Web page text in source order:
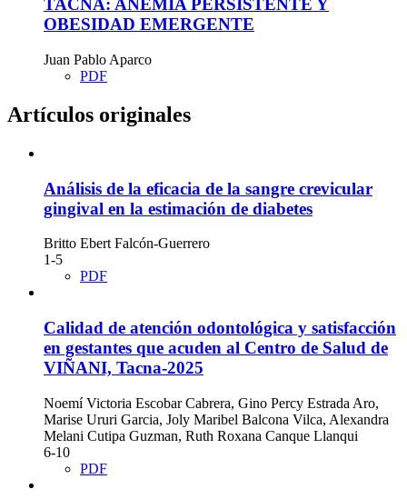
TACNA: ANEMIA PERSISTENTE Y
OBESIDAD EMERGENTE
Juan Pablo Aparco
PDF
Artículos originales
Análisis de la eficacia de la sangre crevicular
gingival en la estimación de diabetes
Britto Ebert Falcón-Guerrero
1-5
PDF
Calidad de atención odontológica y satisfacción
en gestantes que acuden al Centro de Salud de
VIÑANI, Tacna-2025
Noemí Victoria Escobar Cabrera, Gino Percy Estrada Aro,
Marise Ururi Garcia, Joly Maribel Balcona Vilca, Alexandra
Melani Cutipa Guzman, Ruth Roxana Canque Llanqui
6-10
PDF